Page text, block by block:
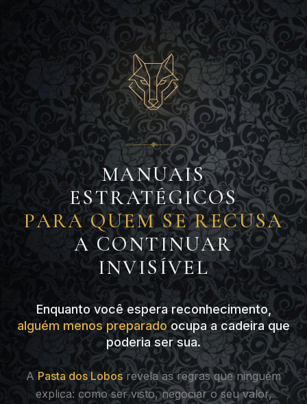
MANUAIS
ESTRATÉGICOS
PARA QUEM SE RECUSA
A CONTINUAR
INVISÍVEL
Enquanto você espera reconhecimento,
alguém menos preparadoocupa a cadeira que
poderia ser sua.
APasta dos Lobosrevela as regras que ninguém
explica: como ser visto, negociar o seu valor,